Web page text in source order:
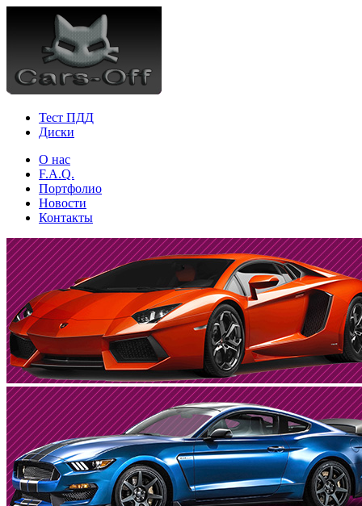
Тест ПДД
Диски
О нас
F.A.Q.
Портфолио
Новости
Контакты